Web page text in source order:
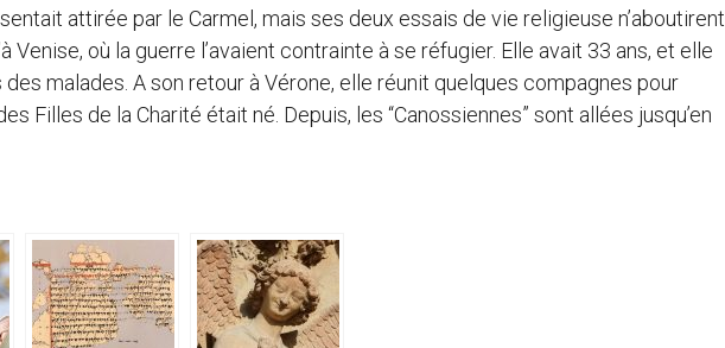
attirée par le Carmel, mais ses deux essais de vie religieuse n’aboutirent
Venise, où la guerre l’avaient contrainte à se réfugier. Elle avait 33 ans, et elle
malades. A son retour à Vérone, elle réunit quelques compagnes pour
Filles de la Charité était né. Depuis, les “Canossiennes” sont allées jusqu’en